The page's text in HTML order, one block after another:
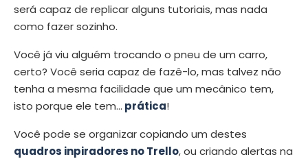
será capaz de replicar alguns tutoriais, mas nada
como fazer sozinho.
Você já viu alguém trocando o pneu de um carro,
certo? Você seria capaz de fazê-lo, mas talvez não
tenha a mesma facilidade que um mecânico tem,
isto porque ele tem… prática!
Você pode se organizar copiando um destes
quadros inpiradores no Trello, ou criando alertas na